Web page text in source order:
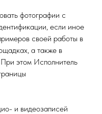
фотографии с
если иное
своей работы в
а также в
этом Исполнитель
и видеозаписей